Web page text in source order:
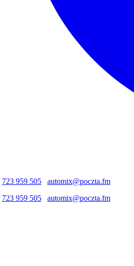
723 959 505
automix@poczta.fm
723 959 505
automix@poczta.fm